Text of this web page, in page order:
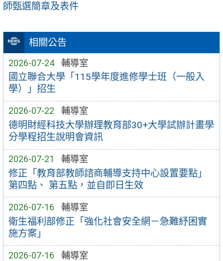
相關公告
2026-07-24 輔導室
國立聯合大學「115學年度進修學士班（一般入
學）」招生
2026-07-22 輔導室
德明財經科技大學辦理教育部30+大學試辦計畫學
分學程招生說明會資訊
2026-07-21 輔導室
修正「教育部教師諮商輔導支持中心設置要點」
第四點、 第五點，並自即日生效
2026-07-16 輔導室
衛生福利部修正「強化社會安全網－急難紓困實
施方案」
2026-07-16 輔導室
師甄選簡章及表件